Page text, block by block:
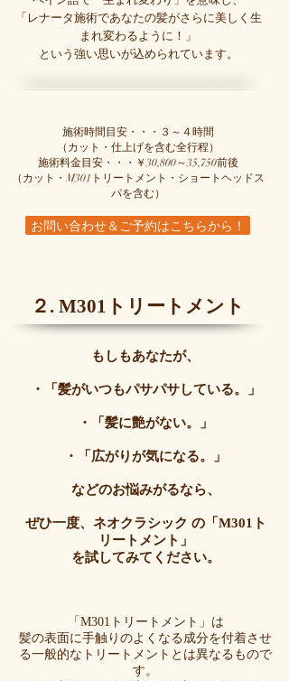
「レナータ施術であなたの髪がさらに美しく生
まれ変わるように！」
という強い思いが込められています。​
施術時間目安・・・３～４時間
（カット・仕上げを含む全行程）
施術料金目安・・・￥30,800～35,750前後
（カット・M301トリートメント・ショートヘッドス
パを含む）
お問い合わせ＆ご予約はこちらから！
２. M301トリートメント
もしもあなたが、
・「髪がいつもパサパサしている。」
・「髪に艶がない。」
・「広がりが気になる。」
などのお悩みがるなら、
ぜひ一度、ネオクラシック の「M301ト
リートメント」
を試してみてください。
「M301トリートメント」は
髪の表面に手触りのよくなる成分を付着させ
る一般的なトリートメントとは異なるもので
す。